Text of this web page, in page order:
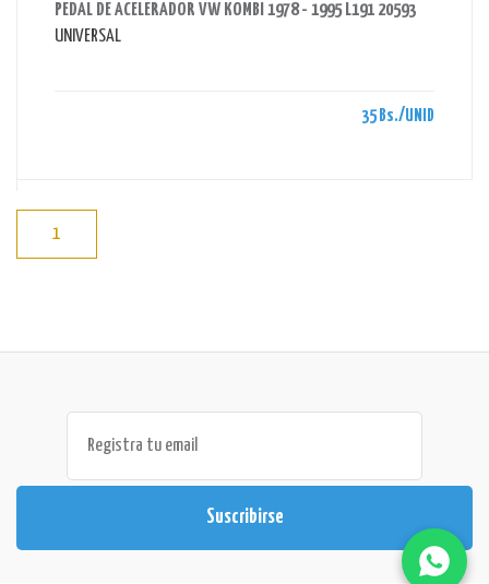
PEDAL DE ACELERADOR VW KOMBI 1978 - 1995 L191 20593
UNIVERSAL
35 Bs./UNID
1
Suscribirse